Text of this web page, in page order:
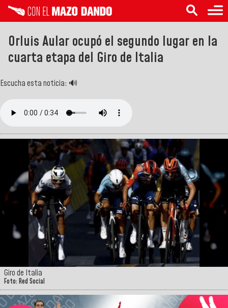
Orluis Aular ocupó el segundo lugar en la
cuarta etapa del Giro de Italia
Escucha esta noticia: 🔊
Giro de Italia
Foto: Red Social